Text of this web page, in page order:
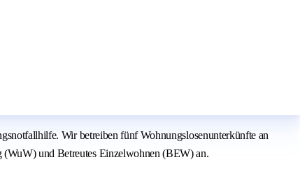
Wir betreiben fünf Wohnungslosenunterkünfte an
und Betreutes Einzelwohnen (BEW) an.